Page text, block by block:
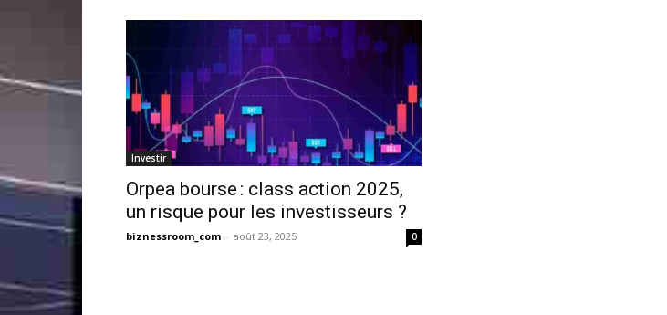
Investir
Orpea bourse : class action 2025,
un risque pour les investisseurs ?
biznessroom_com - août 23, 2025 0